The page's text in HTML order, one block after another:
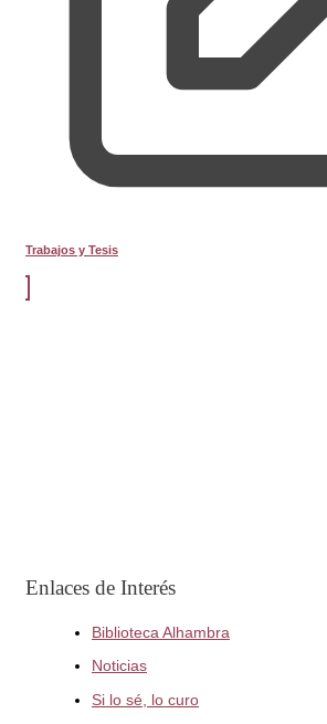
Trabajos y Tesis
Enlaces de Interés
Biblioteca Alhambra
Noticias
Si lo sé, lo curo